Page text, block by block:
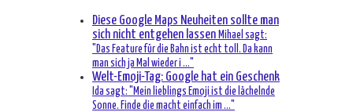
Diese Google Maps Neuheiten sollte man
sich nicht entgehen lassen Mihael sagt:
"Das Feature für die Bahn ist echt toll. Da kann
man sich ja Mal wieder i ..."
Welt-Emoji-Tag: Google hat ein Geschenk
Ida sagt: "Mein lieblings Emoji ist die lächelnde
Sonne. Finde die macht einfach im ..."